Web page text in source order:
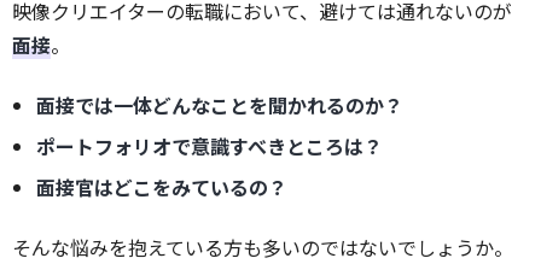
映像クリエイターの転職において、避けては通れないのが
面接。
面接では一体どんなことを聞かれるのか？
ポートフォリオで意識すべきところは？
面接官はどこをみているの？
そんな悩みを抱えている方も多いのではないでしょうか。